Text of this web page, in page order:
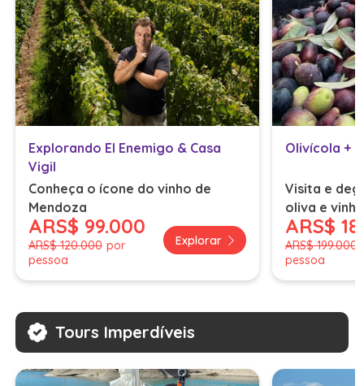
Explorando El Enemigo & Casa
Vigil
Conheça o ícone do vinho de
Mendoza
ARS$ 99.000
ARS$ 120.000 por
pessoa
Explorar
Olivícola +
Visita e
oliva e
incluído)
ARS$
ARS$ 199.000
pessoa
Tours Imperdíveis